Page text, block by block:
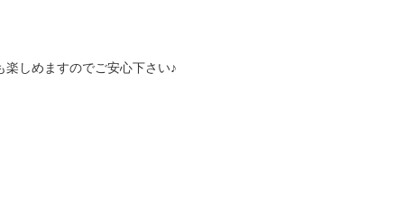
しめますのでご安心下さい♪